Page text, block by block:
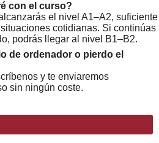
con el curso?
el nivel A1–A2, suficiente
cotidianas. Si continúas
podrás llegar al nivel B1–B2.
de ordenador o pierdo el
y te enviaremos
sin ningún coste.